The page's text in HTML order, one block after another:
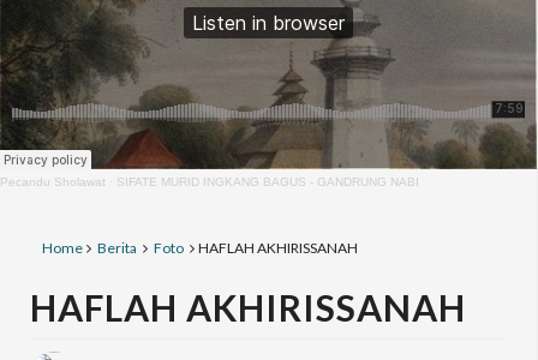
Pecandu Sholawat · SIFATE MURID INGKANG BAGUS - GANDRUNG NABI
Home Berita Foto HAFLAH AKHIRISSANAH
HAFLAH AKHIRISSANAH